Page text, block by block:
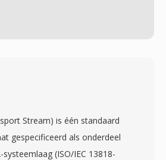
Stream) is één standaard
gespecificeerd als onderdeel
systeemlaag (ISO/IEC 13818-